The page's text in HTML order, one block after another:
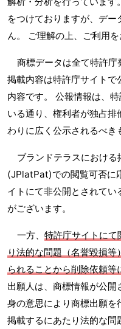
をつけておりますが、デ
ん。 ご理解の上、ご利用を
商標データは全て特許庁
掲載内容は特許庁サイト
内容です。 公報情報は、
いる通り、権利者が独占
わりに広く公示されるべき
ブランドテラスにおける
(JPlatPat)での閲覧可否に
イトにて非公開とされて
がございます。
一方、 特許庁サイトにて
り法的な問題（名誉毀損等
られることから削除依頼等
出願人は、商標情報が公開
身の意思により商標出願を
掲載するにあたり法的な問